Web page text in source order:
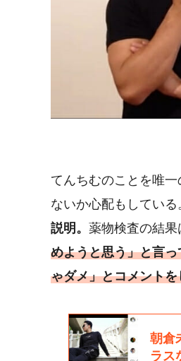
てんちむのことを唯
ないか心配もしている
説明。 薬物検査の結
めようと思う」と言
ゃダメ」とコメントを